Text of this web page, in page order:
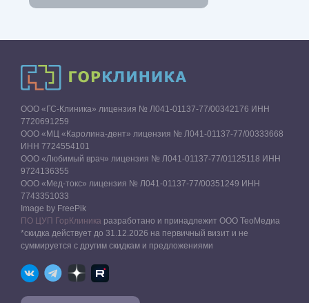
ООО «ГС-Клиника» лицензия № Л041-01137-77/00342176 ИНН
7720691259
ООО «МЦ «Каролина-дент» лицензия № Л041-01137-77/00333668
ИНН 7724554101
ООО «Любимый врач» лицензия № Л041-01137-77/01125118 ИНН
9724136355
ООО «Мед-токс» лицензия № Л041-01137-77/00351249 ИНН
7743351033
Image by FreePik
ПО ЦУП ГорКлиника разработано и принадлежит ООО ТеоМедиа
*скидка действует до 31.12.2026 на первичный визит и не
суммируется с другим скидкам и предложениями